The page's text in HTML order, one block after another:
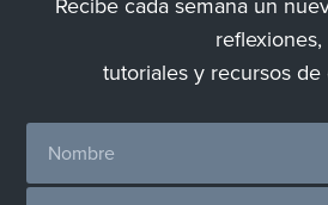
Recibe cada semana un
reflexiones,
tutoriales y recursos